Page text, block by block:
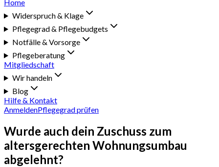
Home
Widerspruch & Klage
Pflegegrad & Pflegebudgets
Notfälle & Vorsorge
Pflegeberatung
Mitgliedschaft
Wir handeln
Blog
Hilfe & Kontakt
AnmeldenPflegegrad prüfen
Wurde auch dein Zuschuss zum
altersgerechten Wohnungsumbau
abgelehnt?